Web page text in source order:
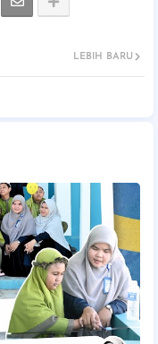
LEBIH BARU